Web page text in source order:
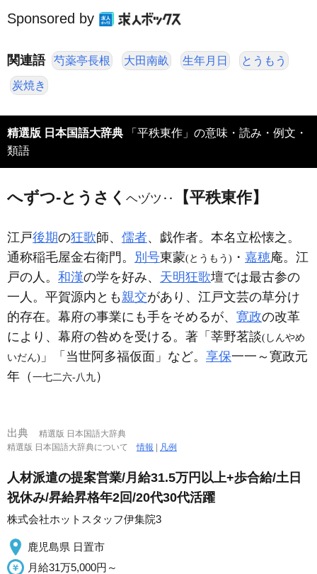
Sponsored by
関連語 芍薬亭長根 大田南畝 生年月日 とうもう
炭焼き
精選版 日本国語大辞典
類語
へずつ‐とうさく ヘヅツ‥ 【平秩東作】
江戸後期の狂歌師、 儒者、戯作者。本名立松懐之。
通称稲毛屋金右衛門。 別号東蒙(とうもう) ・ 嘉穂庵。江
戸の人。 和漢の学を好み、 天明狂歌壇では最古参の
一人。平賀源内とも親交があり、江戸文芸の草分け
的存在。幕府の事業にも手をそめるが、 寛政の改革
により、幕府の咎めを受ける。著「莘野茗談(しんやめ
いだん) 」「当世阿多福仮面」など。 享保一一～寛政元
年（一七二六‐八九）
出典
精選版 日本国語大辞典
精選版 日本国語大辞典について情報 凡例
人材派遣の提案営業/月給31.5万円以上+歩合給/土日
祝休み/昇給昇格年2回/20代30代活躍
株式会社ホットスタッフ伊集院3
鹿児島県 日置市
月給31万5,000円～